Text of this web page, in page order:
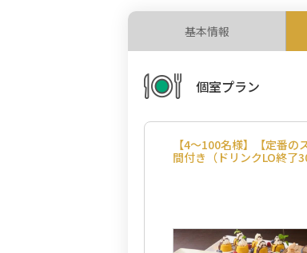
基本情報
個室プラン
【4～100名様】【定番
間付き（ドリンクLO終